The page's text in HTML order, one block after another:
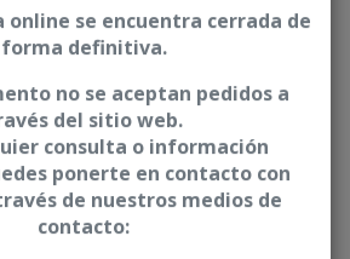
se encuentra cerrada de
forma definitiva.
no se aceptan pedidos a
del sitio web.
consulta o información
ponerte en contacto con
de nuestros medios de
contacto: